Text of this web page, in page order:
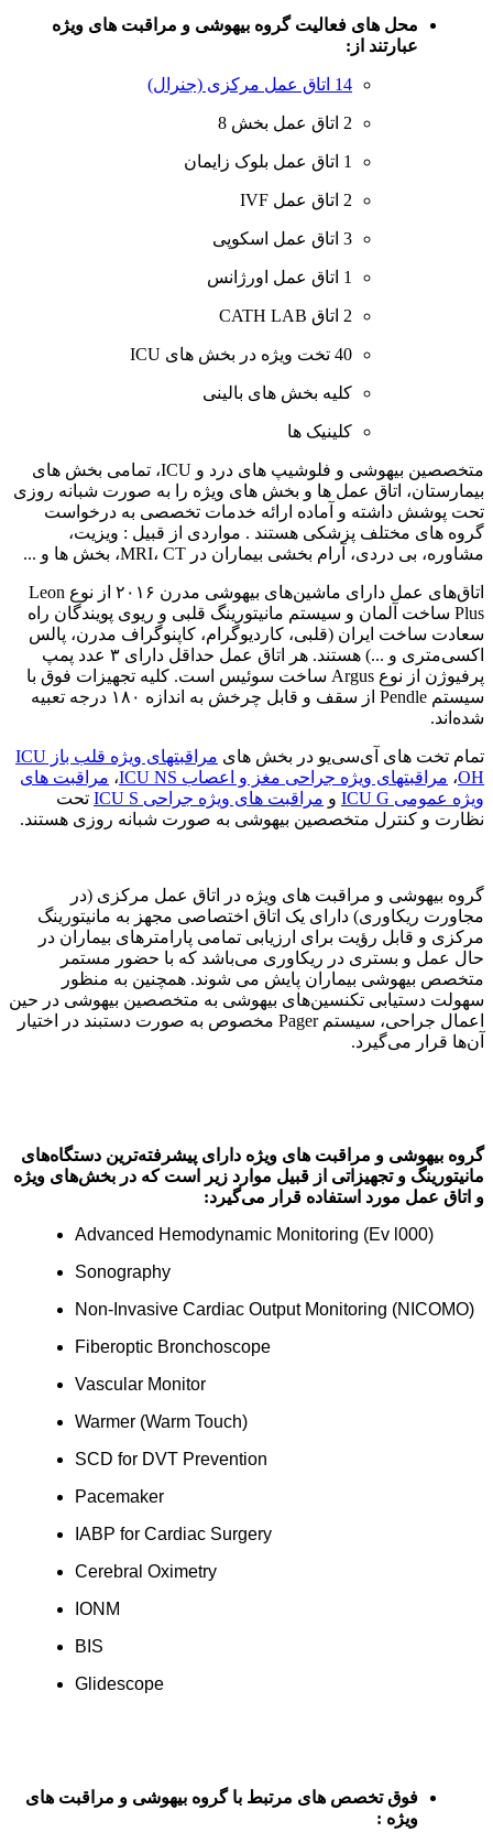
محل های فعالیت گروه بیهوشی و مراقبت های ویژه
عبارتند از:
14 اتاق عمل مرکزی (جنرال)
2 اتاق عمل بخش 8
1 اتاق عمل بلوک زایمان
2 اتاق عمل IVF
3 اتاق عمل اسکوپی
1 اتاق عمل اورژانس
2 اتاق CATH LAB
40 تخت ویژه در بخش های ICU
کلیه بخش های بالینی
کلینیک ها
متخصصین بیهوشی و فلوشیپ های درد و ICU، تمامی بخش های
بیمارستان، اتاق عمل ها و بخش های ویژه را به صورت شبانه روزی
تحت پوشش داشته و آماده ارائه خدمات تخصصی به درخواست
گروه های مختلف پزشکی هستند . مواردی از قبیل : ویزیت،
مشاوره، بی دردی، آرام بخشی بیماران در MRI، CT، بخش ها و ...
اتاق‌های عمل دارای ماشین‌های بیهوشی مدرن ۲۰۱۶ از نوع Leon
Plus ساخت آلمان و سیستم مانیتورینگ قلبی و ریوی پویندگان راه
سعادت ساخت ایران (قلبی، کاردیوگرام، کاپنوگراف مدرن، پالس
اکسی‌متری و ...) هستند. هر اتاق عمل حداقل دارای ۳ عدد پمپ
پرفیوژن از نوع Argus ساخت سوئیس است. کلیه تجهیزات فوق با
سیستم Pendle از سقف و قابل چرخش به اندازه ۱۸۰ درجه تعبیه
شده‌اند.
تمام تخت های آی‌سی‌یو در بخش های
مراقبتهای ویژه قلب باز ICU
OH، مراقبتهای ویژه جراحی مغز و اعصاب ICU NS ، مراقبت های
ویژه عمومی ICU G
و مراقبت های ویژه جراحی ICU S
تحت
نظارت و کنترل متخصصین بیهوشی به صورت شبانه روزی هستند.
گروه بیهوشی و مراقبت های ویژه در اتاق عمل مرکزی (در
مجاورت ریکاوری) دارای یک اتاق اختصاصی مجهز به مانیتورینگ
مرکزی و قابل رؤیت برای ارزیابی تمامی پارامترهای بیماران در
حال عمل و بستری در ریکاوری می‌باشد که با حضور مستمر
متخصص بیهوشی بیماران پایش می شوند. همچنین به منظور
سهولت دستیابی تکنسین‌های بیهوشی به متخصصین بیهوشی در حین
اعمال جراحی، سیستم Pager مخصوص به صورت دستبند در اختیار
آن‌ها قرار می‌گیرد.
گروه بیهوشی و مراقبت های ویژه دارای پیشرفته‌ترین دستگاه‌های
مانیتورینگ و تجهیزاتی از قبیل موارد زیر است که در بخش‌های ویژه
و اتاق عمل مورد استفاده قرار می‌گیرد:
Advanced Hemodynamic Monitoring (Ev l000)
Sonography
Non-Invasive Cardiac Output Monitoring (NICOMO)
Fiberoptic Bronchoscope
Vascular Monitor
Warmer (Warm Touch)
SCD for DVT Prevention
Pacemaker
IABP for Cardiac Surgery
Cerebral Oximetry
IONM
BIS
Glidescope
فوق تخصص های مرتبط با گروه بیهوشی و مراقبت های
ویژه :